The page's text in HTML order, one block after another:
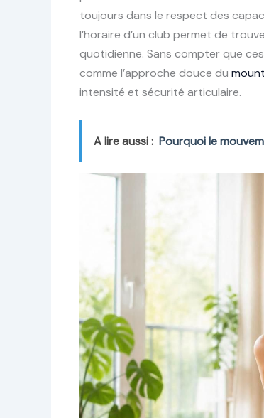
toujours dans le respect des
l’horaire d’un club permet de
quotidienne. Sans compter que
comme l’approche douce du
intensité et sécurité articulaire.
A lire aussi : Pourquoi le